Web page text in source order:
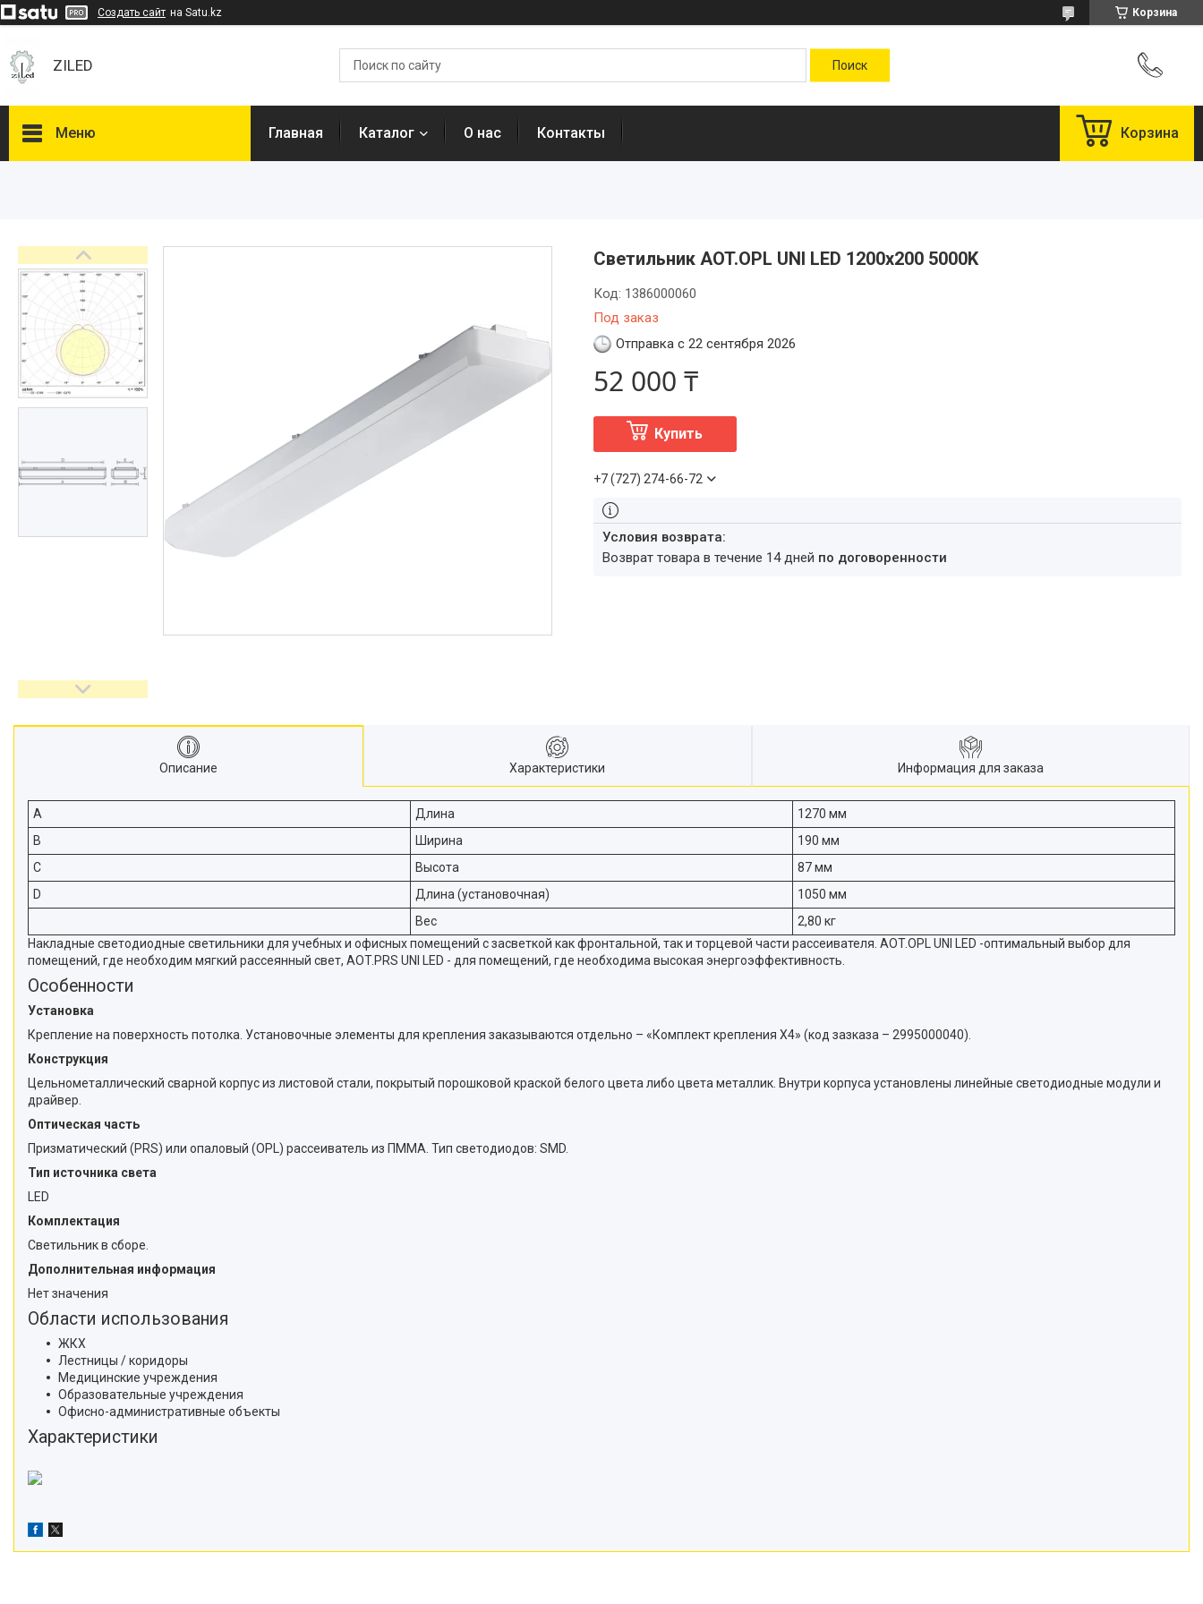
Создать сайт на Satu.kz Корзина
ZILED
Меню
ФАРЛАЙТ
АСТЗ
NLCO
INNOLUX
О нас
Отзывы
Главная Каталог О нас Контакты Корзина
Светильник AOT.OPL UNI LED 1200x200 5000K
Под заказ
Код: 1386000060
Отправка с 22 сентября 2026
52 000 ₸
Купить
+7 (727) 274-66-72
возврат товара в течение 14 дней по договоренности
Описание Характеристики Информация для заказа
A Длина
1270 мм
B
Ширина
190 мм
C
Высота
87 мм
D
Длина (установочная)
1050 мм
Вес
2,80 кг
Накладные светодиодные светильники для учебных и офисных помещений с засветкой как фронтальной, так и торцевой части рассеивателя. AOT.OPL UNI LED -оптимальный выбор для
помещений, где необходим мягкий рассеянный свет, AOT.PRS UNI LED - для помещений, где необходима высокая энергоэффективность.
Особенности
Установка
Крепление на поверхность потолка. Установочные элементы для крепления заказываются отдельно – «Комплект крепления X4» (код зазказа – 2995000040).
Конструкция
Цельнометаллический сварной корпус из листовой стали, покрытый порошковой краской белого цвета либо цвета металлик. Внутри корпуса установлены линейные светодиодные модули и
драйвер.
Оптическая часть
Призматический (PRS) или опаловый (OPL) рассеиватель из ПММА. Тип светодиодов: SMD.
Тип источника света
LED
Комплектация
Светильник в сборе.
Дополнительная информация
Нет значения
Области использования
ЖКХ
Лестницы / коридоры
Медицинские учреждения
Образовательные учреждения
Офисно-административные объекты
Характеристики